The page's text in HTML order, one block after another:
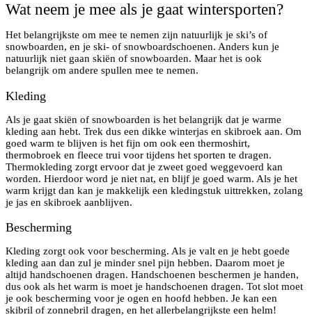
Wat neem je mee als je gaat wintersporten?
Het belangrijkste om mee te nemen zijn natuurlijk je ski’s of
snowboarden, en je ski- of snowboardschoenen. Anders kun je
natuurlijk niet gaan skiën of snowboarden. Maar het is ook
belangrijk om andere spullen mee te nemen.
Kleding
Als je gaat skiën of snowboarden is het belangrijk dat je warme
kleding aan hebt. Trek dus een dikke winterjas en skibroek aan. Om
goed warm te blijven is het fijn om ook een thermoshirt,
thermobroek en fleece trui voor tijdens het sporten te dragen.
Thermokleding zorgt ervoor dat je zweet goed weggevoerd kan
worden. Hierdoor word je niet nat, en blijf je goed warm. Als je het
warm krijgt dan kan je makkelijk een kledingstuk uittrekken, zolang
je jas en skibroek aanblijven.
Bescherming
Kleding zorgt ook voor bescherming. Als je valt en je hebt goede
kleding aan dan zul je minder snel pijn hebben. Daarom moet je
altijd handschoenen dragen. Handschoenen beschermen je handen,
dus ook als het warm is moet je handschoenen dragen. Tot slot moet
je ook bescherming voor je ogen en hoofd hebben. Je kan een
skibril of zonnebril dragen, en het allerbelangrijkste een helm!